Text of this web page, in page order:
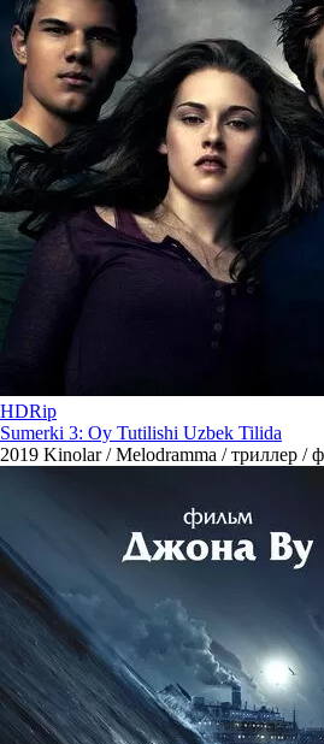
HDRip
Sumerki 3: Oy Tutilishi Uzbek Tilida
2019 Kinolar / Melodramma / триллер /